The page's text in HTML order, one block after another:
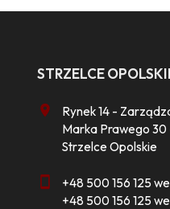
STRZELCE
Rynek 14 -
Marka Prawego
Strzelce Opolskie
+48 500 156 125
+48 500 156 125